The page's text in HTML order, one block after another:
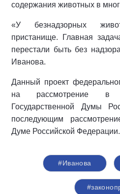
содержания животных в
«У безнадзорных
пристанище. Главная
перестали быть без
Иванова.
Данный проект
на рассмотрение в
Государственной Думы
последующим
Думе Российской Федерации.
#Иванова